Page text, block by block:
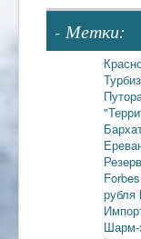
- Метки:
Forbes
рубля